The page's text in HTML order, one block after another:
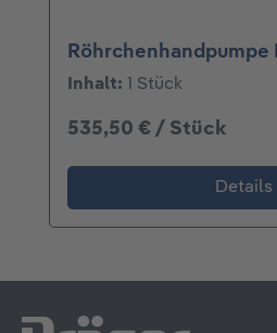
Röhrchenhandpumpe
Inhalt: 1 Stück
535,50 € / Stück
Details